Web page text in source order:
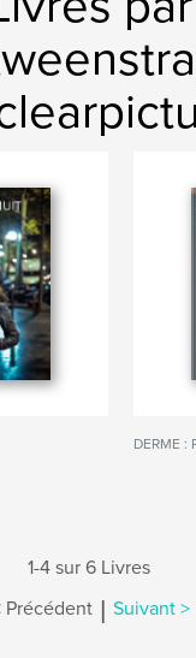
DERME :
1-4 sur 6 Livres
Précédent | Suivant >